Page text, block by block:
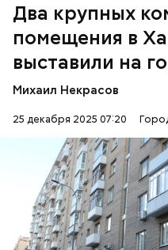
Два крупных
помещения в
выставили на
Михаил Некрасов
25 декабря 2025 07:20
Для участия в торгах
портале и усиленная
электронная подпись.
выступает столичный